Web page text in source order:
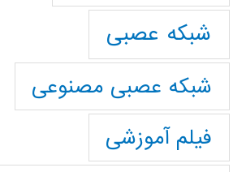
شبکه عصبی
شبکه عصبی مصنوعی
فیلم آموزشی